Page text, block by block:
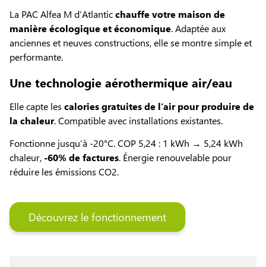
La PAC Alfea M d’Atlanticchauffe votre maison de
manière écologique et économique. Adaptée aux
anciennes et neuves constructions, elle se montre simple et
performante.
Une technologie aérothermique air/eau
Elle capte les calories gratuites de l’air pour produire de
la chaleur. Compatible avec installations existantes.
Fonctionne jusqu’à -20°C. COP 5,24 : 1 kWh → 5,24 kWh
chaleur, -60% de factures. Énergie renouvelable pour
réduire les émissions CO2.
Découvrez le fonctionnement